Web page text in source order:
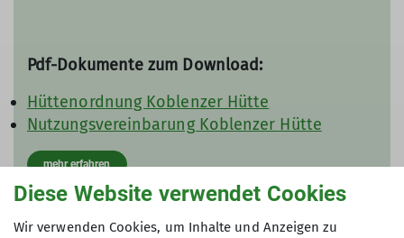
Pdf-Dokumente zum Download:
Hüttenordnung Koblenzer Hütte
Nutzungsvereinbarung Koblenzer Hütte
mehr erfahren
Diese Website verwendet Cookies
Wir verwenden Cookies, um Inhalte und Anzeigen zu